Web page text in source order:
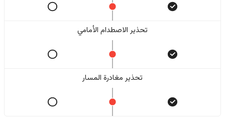
تحذير الاصطدام الأمامي
تحذير مغادرة المسار